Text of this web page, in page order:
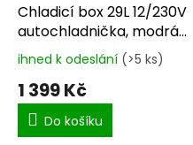
Chladicí box 29L 12/230V
autochladnička, modrá
CFCBP29L
Průměrné
hodnocení
produktu
5,0
ihned k odeslání (>5 ks)
1 399 Kč
Do košíku